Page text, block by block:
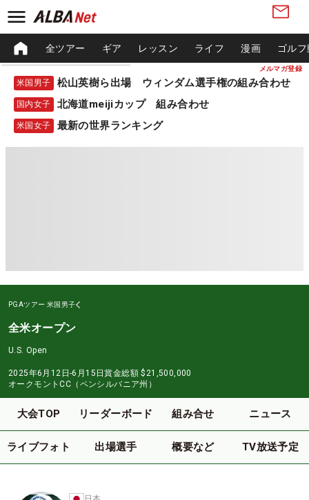
メルマガ登録
全ツアー ギア レッスン ライフ 漫画 ゴル
米国男子 松山英樹ら出場 ウィンダム選手権の組み合わせ
国内女子 北海道meijiカップ 組み合わせ
米国女子 最新の世界ランキング
PGAツアー 米国男子
全米オープン
U.S. Open
2025年6月12日-6月15日賞金総額 $21,500,000
オークモントCC（ペンシルバニア州）
大会TOP リーダーボード 組み合せ ニュース
ライブフォト 出場選手 概要など TV放送予定